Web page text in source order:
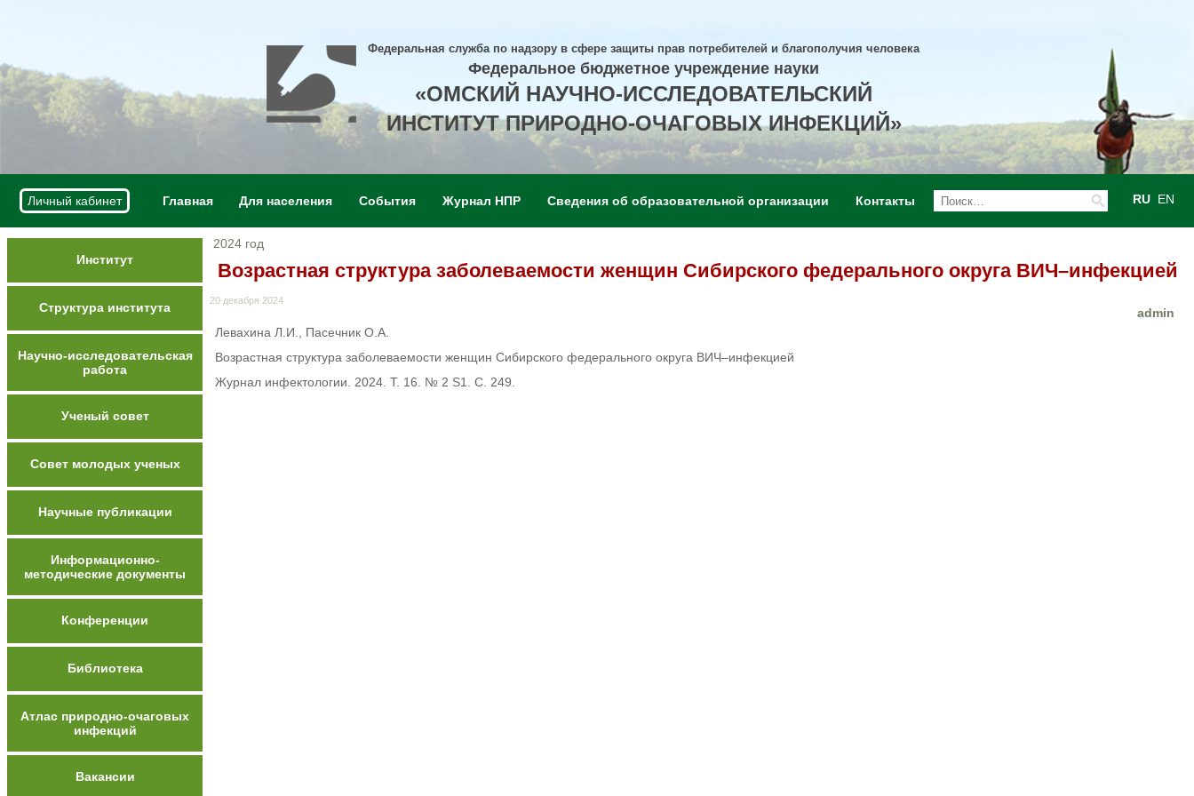
Федеральная служба по надзору в сфере защиты прав потребителей и благополучия человека
Федеральное бюджетное учреждение науки
«ОМСКИЙ НАУЧНО-ИССЛЕДОВАТЕЛЬСКИЙ
ИНСТИТУТ ПРИРОДНО-ОЧАГОВЫХ ИНФЕКЦИЙ»
Личный кабинет RU EN
Главная Для населения События Журнал НПР Сведения об образовательной организации Контакты
Институт
Структура института
Научно-исследовательская
работа
Ученый совет
Совет молодых ученых
Научные публикации
Информационно-
методические документы
Конференции
Библиотека
Атлас природно-очаговых
инфекций
Вакансии
2024 год
Возрастная структура заболеваемости женщин Сибирского федерального округа ВИЧ–инфекцией
20 декабря 2024
admin
Левахина Л.И., Пасечник О.А.
Возрастная структура заболеваемости женщин Сибирского федерального округа ВИЧ–инфекцией
Журнал инфектологии. 2024. Т. 16. № 2 S1. С. 249.